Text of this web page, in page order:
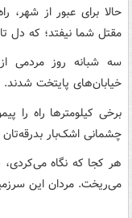
حالا برای عبور از شهر،
مقتل شما نیفتد؛ که دل
سه شبانه روز مردمی
خیابان‌های پایتخت
برخی کیلومترها راه را
چشمانی اشک‌بار بدرقه‌تان
هر کجا که نگاه می‌کردی،
می‌ریخت. مردان این